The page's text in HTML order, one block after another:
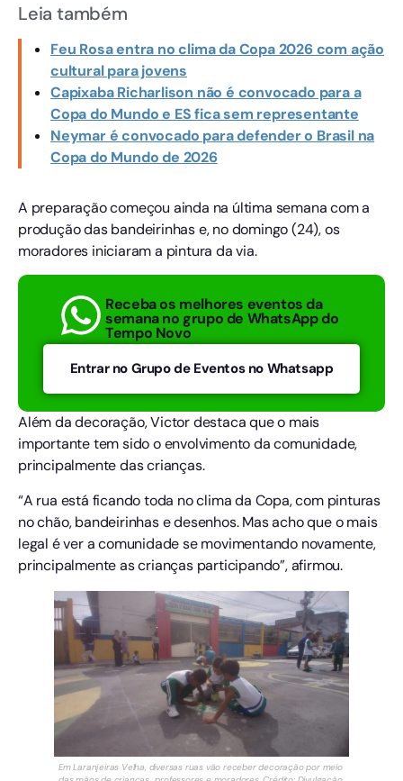
Leia também
Feu Rosa entra no clima da Copa 2026 com ação
cultural para jovens
Capixaba Richarlison não é convocado para a
Copa do Mundo e ES fica sem representante
Neymar é convocado para defender o Brasil na
Copa do Mundo de 2026
A preparação começou ainda na última semana com a
produção das bandeirinhas e, no domingo (24), os
moradores iniciaram a pintura da via.
Receba os melhores eventos da
semana no grupo de WhatsApp do
Tempo Novo
Entrar no Grupo de Eventos no Whatsapp
Além da decoração, Victor destaca que o mais
importante tem sido o envolvimento da comunidade,
principalmente das crianças.
“A rua está ficando toda no clima da Copa, com pinturas
no chão, bandeirinhas e desenhos. Mas acho que o mais
legal é ver a comunidade se movimentando novamente,
principalmente as crianças participando”, afirmou.
Em Laranjeiras Velha, diversas ruas vão receber decoração por meio